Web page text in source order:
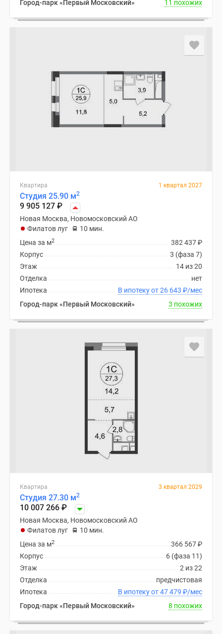
Город-парк «Первый Московский»
11 похожих
Квартира 1 квартал 2027
Студия 25.90 м2
9 905 127 ₽
Новая Москва, Новомосковский АО
Филатов луг
10 мин.
382 437₽
Цена за м2
3 (фаза 7)
Корпус
14 из 20
Этаж
нет
Отделка
В ипотеку от 26 643 ₽/мес
Ипотека
Город-парк «Первый Московский»
3 похожих
Квартира 3 квартал 2029
Студия 27.30 м2
10 007 266 ₽
Новая Москва, Новомосковский АО
Филатов луг
10 мин.
366 567₽
Цена за м2
6 (фаза 11)
Корпус
2 из 22
Этаж
предчистовая
Отделка
В ипотеку от 47 479 ₽/мес
Ипотека
Город-парк «Первый Московский»
8 похожих